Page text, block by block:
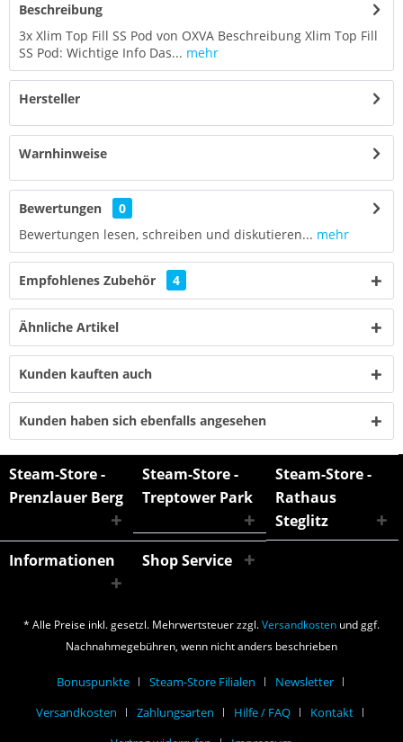
Beschreibung
3x Xlim Top Fill SS Pod von OXVA Beschreibung Xlim Top Fill
SS Pod: Wichtige Info Das... mehr
Hersteller
Warnhinweise
Bewertungen
0
Bewertungen lesen, schreiben und diskutieren... mehr
Empfohlenes Zubehör 4
Ähnliche Artikel
Kunden kauften auch
Kunden haben sich ebenfalls angesehen
Steam-Store -
Prenzlauer Berg
Steam-Store -
Treptower Park
Steam-Store -
Rathaus
Steglitz
Informationen
Shop Service
* Alle Preise inkl. gesetzl. Mehrwertsteuer zzgl.Versandkosten und ggf.
Nachnahmegebühren, wenn nicht anders beschrieben
Bonuspunkte Steam-Store Filialen
Newsletter
Versandkosten
Zahlungsarten Hilfe / FAQ
Kontakt